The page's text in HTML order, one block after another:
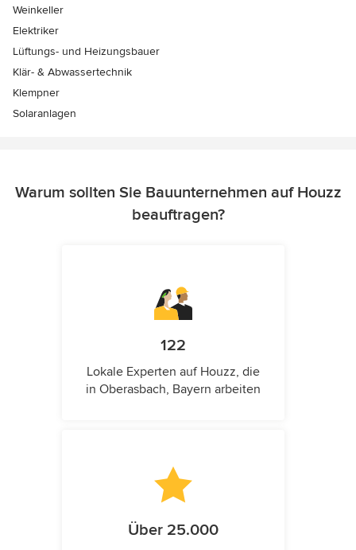
Weinkeller
Elektriker
Lüftungs- und Heizungsbauer
Klär- & Abwassertechnik
Klempner
Solaranlagen
Warum sollten Sie Bauunternehmen auf Houzz
beauftragen?
122
Lokale Experten auf Houzz, die
in Oberasbach, Bayern arbeiten
Über 25.000